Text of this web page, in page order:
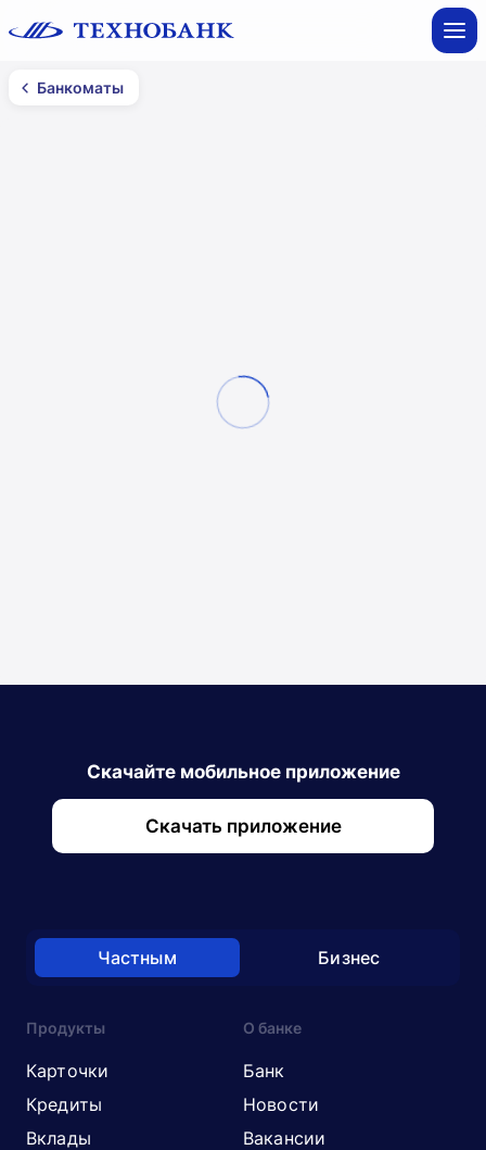
Банкоматы
Региональное управление №6 ОАО
Скачайте мобильное приложение
Скачать приложение
Частным Бизнес
Продукты
Карточки
Кредиты
Вклады
О банке
Банк
Новости
Вакансии